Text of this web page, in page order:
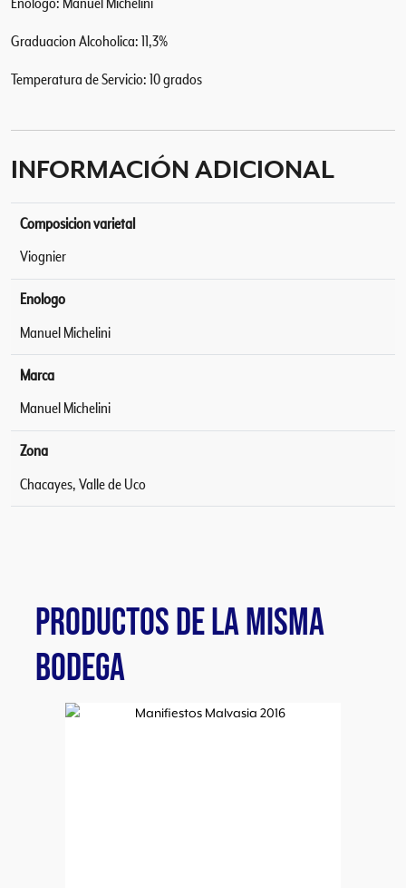
d
Enologo: Manuel Michelini
Graduacion Alcoholica: 11,3%
Temperatura de Servicio: 10 grados
INFORMACIÓN ADICIONAL
Composicion varietal
Viognier
Enologo
Manuel Michelini
Marca
Manuel Michelini
Zona
Chacayes, Valle de Uco
PRODUCTOS DE LA MISMA
BODEGA